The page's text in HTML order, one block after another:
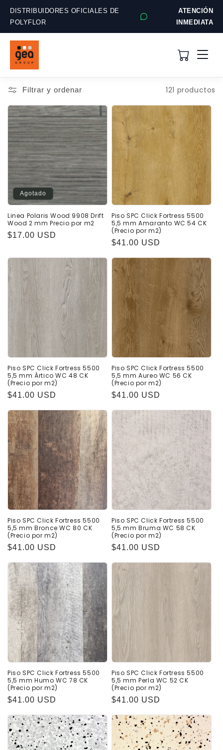
directamente
al contenido
DISTRIBUIDORES OFICIALES DE
POLYFLOR
ATENCIÓN
INMEDIATA
Filtrar y ordenar 121 productos
Agotado
Linea Polaris Wood 9908 Drift
Wood 2 mm Precio por m2
Precio
$17.00 USD
Piso SPC Click Fortress 5500
5,5 mm Amaranto WC 54 CK
(Precio por m2)
Precio
$41.00 USD
Piso SPC Click Fortress 5500
5,5 mm Ártico WC 48 CK
(Precio por m2)
Precio
$41.00 USD
Piso SPC Click Fortress 5500
5,5 mm Aureo WC 56 CK
(Precio por m2)
Precio
$41.00 USD
Piso SPC Click Fortress 5500
5,5 mm Bronce WC 80 CK
(Precio por m2)
Precio
$41.00 USD
Piso SPC Click Fortress 5500
5,5 mm Bruma WC 58 CK
(Precio por m2)
Precio
$41.00 USD
Piso SPC Click Fortress 5500
5,5 mm Humo WC 78 CK
(Precio por m2)
Precio
$41.00 USD
Piso SPC Click Fortress 5500
5,5 mm Perla WC 52 CK
(Precio por m2)
Precio
$41.00 USD